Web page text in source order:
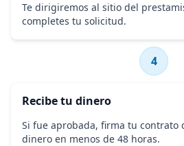
Te dirigiremos al sitio del
completes tu solicitud.
4
Recibe tu dinero
Si fue aprobada, firma tu contrato
dinero en menos de 48 horas.